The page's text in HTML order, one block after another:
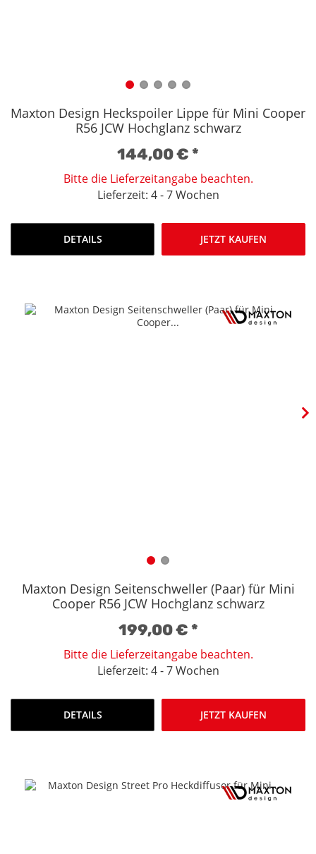
Maxton Design Heckspoiler Lippe für Mini Cooper
R56 JCW Hochglanz schwarz
144,00 €*
Bitte die Lieferzeitangabe beachten.
Lieferzeit: 4 - 7 Wochen
DETAILS JETZT KAUFEN
Maxton Design Seitenschweller (Paar) für Mini
Cooper R56 JCW Hochglanz schwarz
199,00 €*
Bitte die Lieferzeitangabe beachten.
Lieferzeit: 4 - 7 Wochen
DETAILS JETZT KAUFEN